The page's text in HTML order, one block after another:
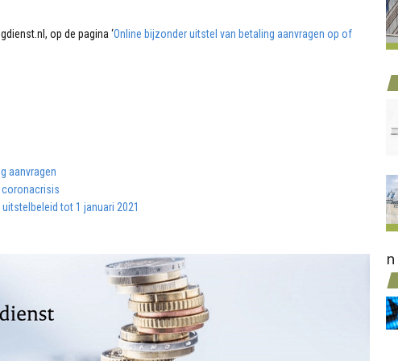
op de pagina ‘Online bijzonder uitstel van betaling aanvragen op of
aanvragen
coronacrisis
tot 1 januari 2021